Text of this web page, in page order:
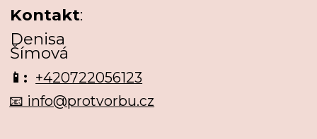
Kontakt:
Denisa
Šímová
📱: +420722056123
📧 info@protvorbu.cz